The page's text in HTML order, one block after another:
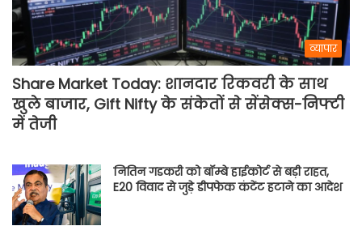
व्यापार
Share Market Today: शानदार रिकवरी के साथ
खुले बाजार, Gift Nifty के संकेतों से सेंसेक्स-निफ्टी
में तेजी
नितिन गडकरी को बॉम्बे हाईकोर्ट से बड़ी राहत,
E20 विवाद से जुड़े डीपफेक कंटेंट हटाने का आदेश